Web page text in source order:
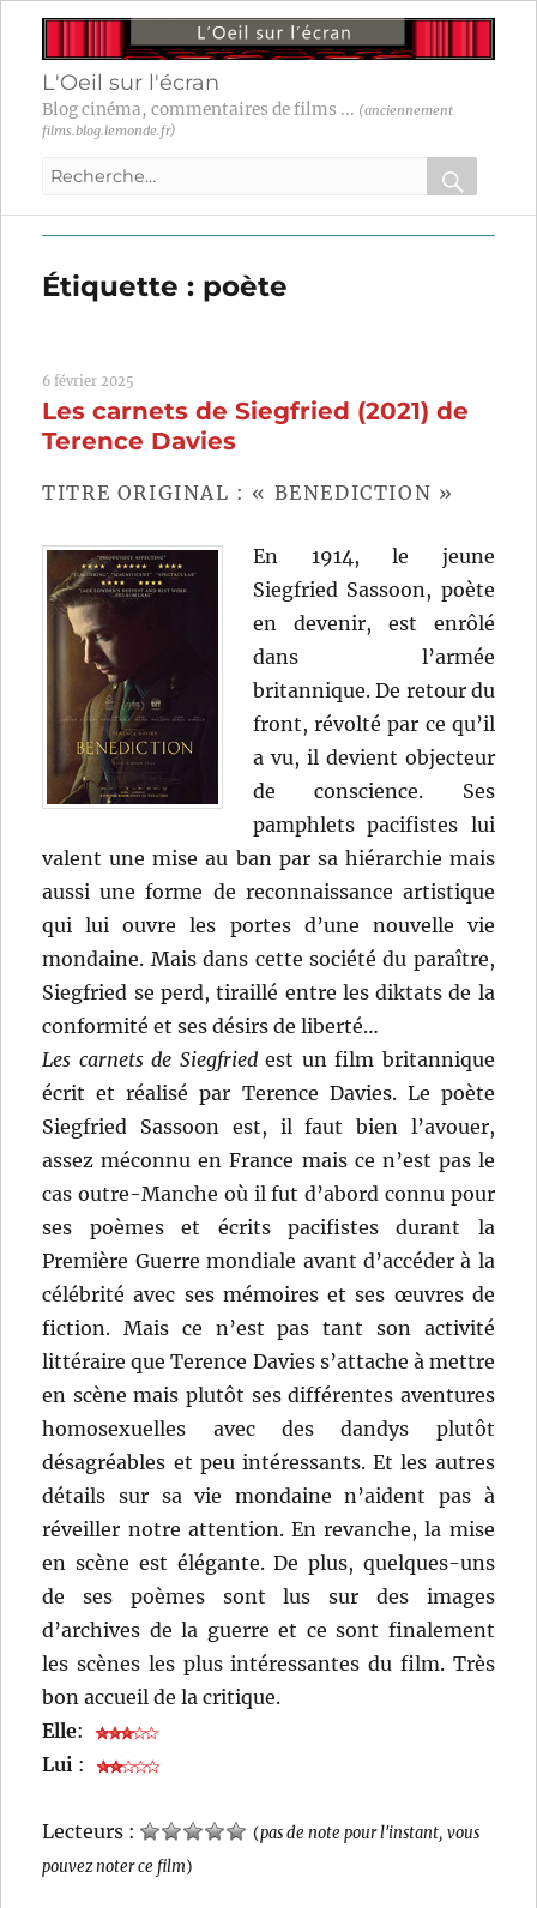
L'Oeil sur l'écran
Blog cinéma, commentaires de films ... (anciennement
films.blog.lemonde.fr)
Recherche
:
OK
Étiquette : poète
6 février 2025
Les carnets de Siegfried (2021) de
Terence Davies
TITRE ORIGINAL : « BENEDICTION »
En 1914, le jeune
Siegfried Sassoon, poète
en devenir, est enrôlé
dans l’armée
britannique. De retour du
front, révolté par ce qu’il
a vu, il devient objecteur
de conscience. Ses
pamphlets pacifistes lui
valent une mise au ban par sa hiérarchie mais
aussi une forme de reconnaissance artistique
qui lui ouvre les portes d’une nouvelle vie
mondaine. Mais dans cette société du paraître,
Siegfried se perd, tiraillé entre les diktats de la
conformité et ses désirs de liberté…
Les carnets de Siegfriedest un film britannique
écrit et réalisé par Terence Davies. Le poète
Siegfried Sassoon est, il faut bien l’avouer,
assez méconnu en France mais ce n’est pas le
cas outre-Manche où il fut d’abord connu pour
ses poèmes et écrits pacifistes durant la
Première Guerre mondiale avant d’accéder à la
célébrité avec ses mémoires et ses œuvres de
fiction. Mais ce n’est pas tant son activité
littéraire que Terence Davies s’attache à mettre
en scène mais plutôt ses différentes aventures
homosexuelles avec des dandys plutôt
désagréables et peu intéressants. Et les autres
détails sur sa vie mondaine n’aident pas à
réveiller notre attention. En revanche, la mise
en scène est élégante. De plus, quelques-uns
de ses poèmes sont lus sur des images
d’archives de la guerre et ce sont finalement
les scènes les plus intéressantes du film. Très
bon accueil de la critique.
Elle:
Lui :
Lecteurs : (pas de note pour l'instant, vous
pouvez noter ce film)